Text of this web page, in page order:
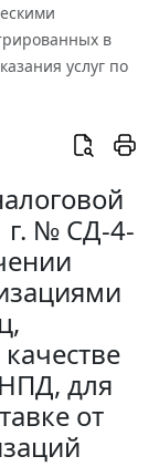
в
услуг по
г. № СД-4-
для
от